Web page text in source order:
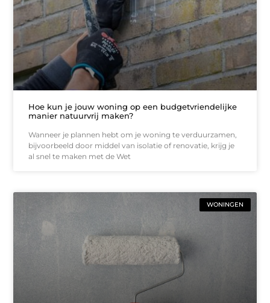
Hoe kun je jouw woning op een budgetvriendelijke
manier natuurvrij maken?
Wanneer je plannen hebt om je woning te verduurzamen,
bijvoorbeeld door middel van isolatie of renovatie, krijg je
al snel te maken met de Wet
WONINGEN